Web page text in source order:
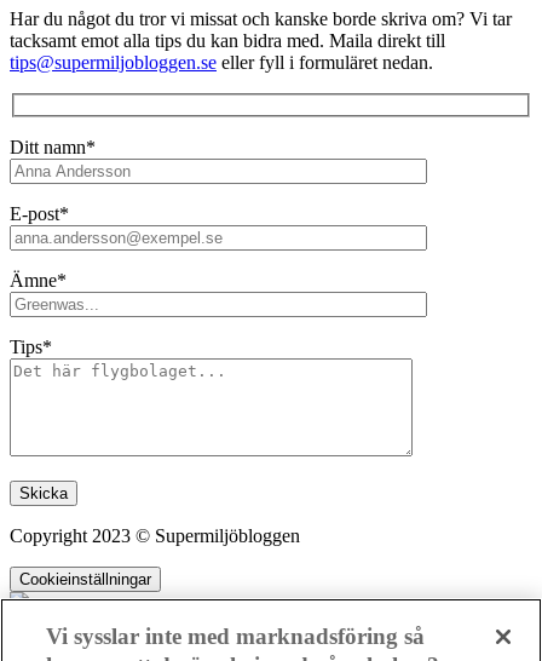
Har du något du tror vi missat och kanske borde skriva om? Vi tar
tacksamt emot alla tips du kan bidra med. Maila direkt till
tips@supermiljobloggen.se eller fyll i formuläret nedan.
Ditt namn*
E-post*
Ämne*
Tips*
Lämna detta fält tomt.
Copyright 2023 © Supermiljöbloggen
Cookieinställningar
Vi sysslar inte med marknadsföring så